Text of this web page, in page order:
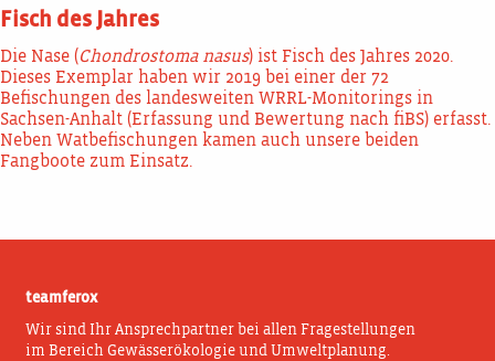
Fisch des Jahres
Die Nase (Chondrostoma nasus) ist Fisch des Jahres 2020.
Dieses Exemplar haben wir 2019 bei einer der 72
Befischungen des landesweiten WRRL-Monitorings in
Sachsen-Anhalt (Erfassung und Bewertung nach fiBS) erfasst.
Neben Watbefischungen kamen auch unsere beiden
Fangboote zum Einsatz.
teamferox
Wir sind Ihr Ansprechpartner bei allen Fragestellungen
im Bereich Gewässerökologie und Umweltplanung.